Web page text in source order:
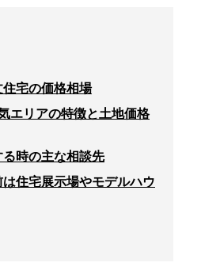
宅の価格相場
エリアの特徴と土地価格
時の主な相談先
住宅展示場やモデルハウ